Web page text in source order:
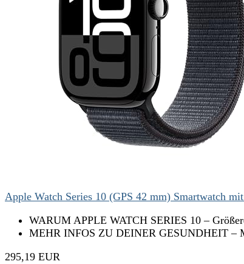
Apple Watch Series 10 (GPS 42 mm) Smartwatch
WARUM APPLE WATCH SERIES 10 –
MEHR INFOS ZU DEINER GESUNDHEIT –
295,19 EUR